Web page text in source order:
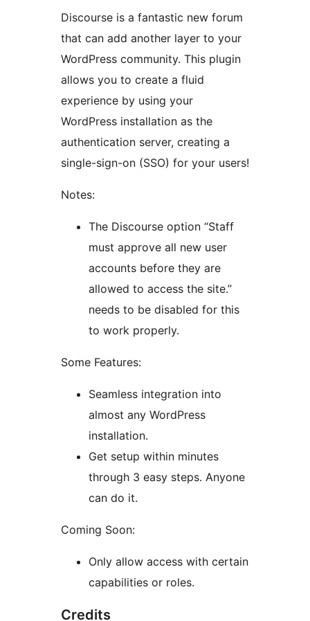
Discourse is a fantastic new forum
that can add another layer to your
WordPress community. This plugin
allows you to create a fluid
experience by using your
WordPress installation as the
authentication server, creating a
single-sign-on (SSO) for your users!
Notes:
The Discourse option “Staff
must approve all new user
accounts before they are
allowed to access the site.”
needs to be disabled for this
to work properly.
Some Features:
Seamless integration into
almost any WordPress
installation.
Get setup within minutes
through 3 easy steps. Anyone
can do it.
Coming Soon:
Only allow access with certain
capabilities or roles.
Credits